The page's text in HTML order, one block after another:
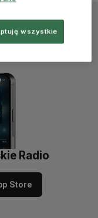
Radio
Store
wszystkie